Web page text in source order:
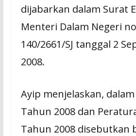
dijabarkan dalam Surat
Menteri Dalam Negeri
140/2661/SJ tanggal 2
2008.
Ayip menjelaskan,
Tahun 2008 dan
Tahun 2008 disebutkan